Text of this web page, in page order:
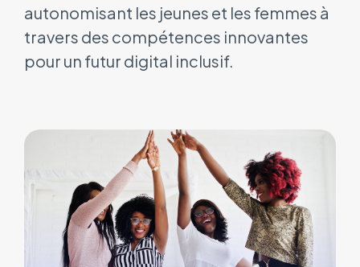
autonomisant les jeunes et les femmes à
travers des compétences innovantes
pour un futur digital inclusif.